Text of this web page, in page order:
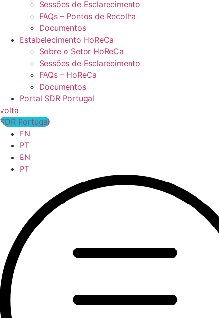
Sessões de Esclarecimento
FAQs – Pontos de Recolha
Documentos
Estabelecimento HoReCa
Sobre o Setor HoReCa
Sessões de Esclarecimento
FAQs – HoReCa
Documentos
Portal SDR Portugal
volta
SDR Portugal
EN
PT
EN
PT